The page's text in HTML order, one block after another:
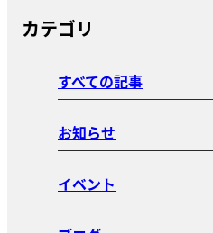
カテゴリ
すべての記事
お知らせ
イベント